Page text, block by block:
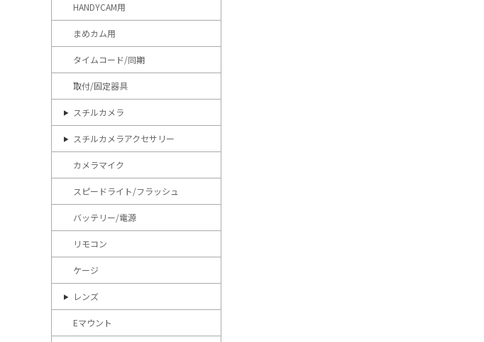
HANDYCAM用
まめカム用
タイムコード/同期
取付/固定器具
スチルカメラ
スチルカメラアクセサリー
カメラマイク
スピードライト/フラッシュ
バッテリー/電源
リモコン
ケージ
レンズ
Eマウント